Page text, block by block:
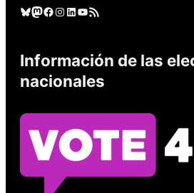
Cielo azul Mastodonte Facebook Instagram LinkedIn YouTube Feed RSS
Información de las
nacionales